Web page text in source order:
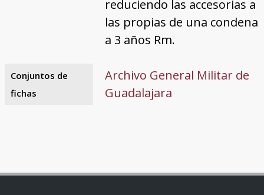
reduciendo las accesorias a
las propias de una condena
a 3 años Rm.
Conjuntos de
fichas
Archivo General Militar de
Guadalajara